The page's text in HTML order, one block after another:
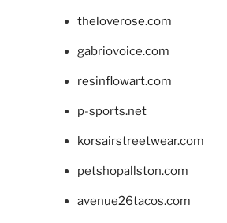
theloverose.com
gabriovoice.com
resinflowart.com
p-sports.net
korsairstreetwear.com
petshopallston.com
avenue26tacos.com